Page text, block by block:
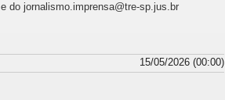
do jornalismo.imprensa@tre-sp.jus.br
15/05/2026 (00:00)